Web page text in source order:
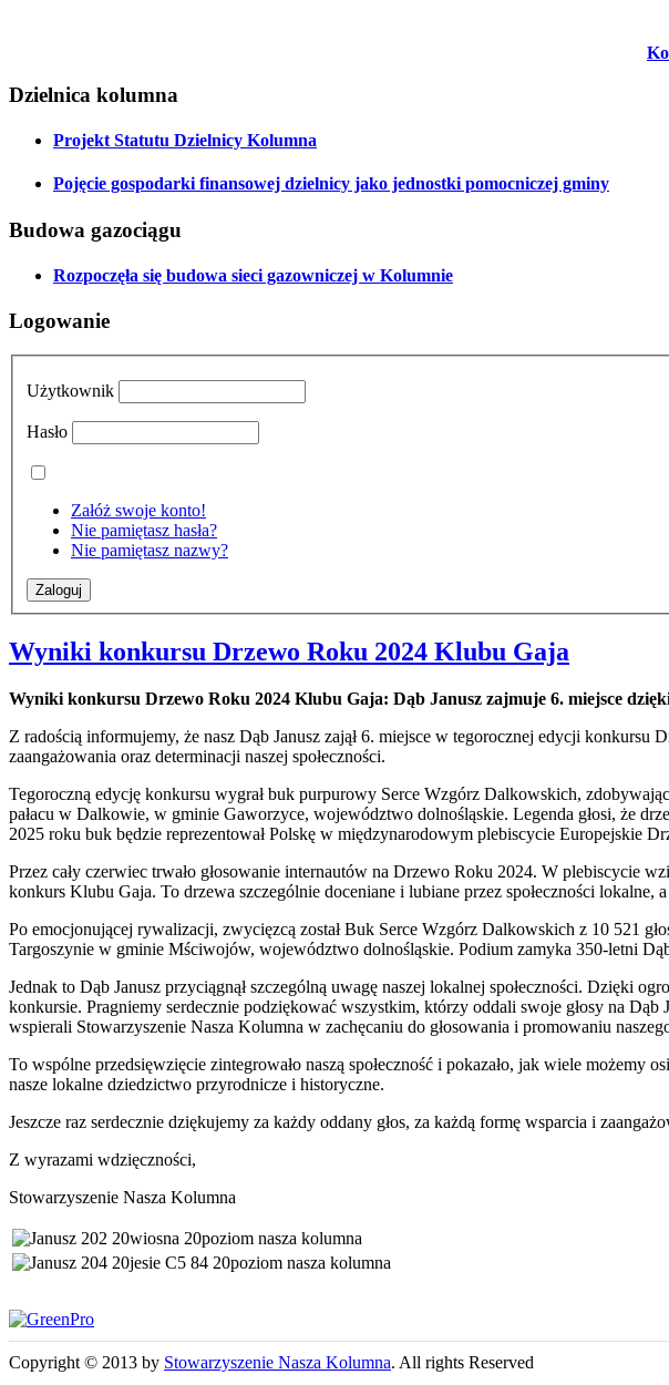
Dzielnica kolumna
Projekt Statutu Dzielnicy Kolumna
Pojęcie gospodarki finansowej dzielnicy jako jednostki pomocniczej gminy
Budowa gazociągu
Rozpoczęła się budowa sieci gazowniczej w Kolumnie
Logowanie
Użytkownik
Hasło
Załóż swoje konto!
Nie pamiętasz hasła?
Nie pamiętasz nazwy?
Wyniki konkursu Drzewo Roku 2024 Klubu Gaja
Wyniki konkursu Drzewo Roku 2024 Klubu Gaja: Dąb Janusz zajmuje 6. miejsce
Z radością informujemy, że nasz Dąb Janusz zajął 6. miejsce w tegorocznej edycji
zaangażowania oraz determinacji naszej społeczności.
Tegoroczną edycję konkursu wygrał buk purpurowy Serce Wzgórz Dalkowskich,
pałacu w Dalkowie, w gminie Gaworzyce, województwo dolnośląskie. Legenda głosi, że
2025 roku buk będzie reprezentował Polskę w międzynarodowym plebiscycie Europejskie
Przez cały czerwiec trwało głosowanie internautów na Drzewo Roku 2024. W plebiscycie
konkurs Klubu Gaja. To drzewa szczególnie doceniane i lubiane przez społeczności
Po emocjonującej rywalizacji, zwycięzcą został Buk Serce Wzgórz Dalkowskich z 10 521
Targoszynie w gminie Mściwojów, województwo dolnośląskie. Podium zamyka 350-letni
Jednak to Dąb Janusz przyciągnął szczególną uwagę naszej lokalnej społeczności. Dzięki
konkursie. Pragniemy serdecznie podziękować wszystkim, którzy oddali swoje głosy na
wspierali Stowarzyszenie Nasza Kolumna w zachęcaniu do głosowania i promowaniu
To wspólne przedsięwzięcie zintegrowało naszą społeczność i pokazało, jak wiele
nasze lokalne dziedzictwo przyrodnicze i historyczne.
Jeszcze raz serdecznie dziękujemy za każdy oddany głos, za każdą formę wsparcia i
Z wyrazami wdzięczności,
Stowarzyszenie Nasza Kolumna
Copyright © 2013 by Stowarzyszenie Nasza Kolumna. All rights Reserved